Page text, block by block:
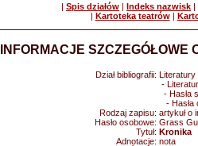
| Spis działów | Indeks nazwisk |
| Kartoteka teatrów|
INFORMACJE SZCZEGÓŁOWE
Dział bibliografii: Literatury
-
- Hasła
- Hasła
Rodzaj zapisu: artykuł o
Hasło osobowe: Grass
Tytuł: Kronika
Adnotacje: nota